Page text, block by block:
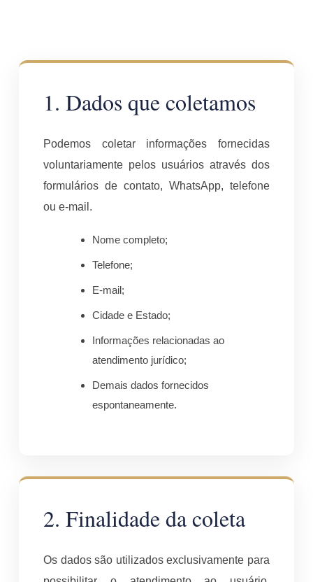
1. Dados que coletamos
Podemos coletar informações fornecidas
voluntariamente pelos usuários através dos
formulários de contato, WhatsApp, telefone
ou e-mail.
Nome completo;
Telefone;
E-mail;
Cidade e Estado;
Informações relacionadas ao
atendimento jurídico;
Demais dados fornecidos
espontaneamente.
2. Finalidade da coleta
Os dados são utilizados exclusivamente para